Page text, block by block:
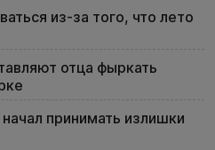
из-за того, что лето
отца фыркать
принимать излишки